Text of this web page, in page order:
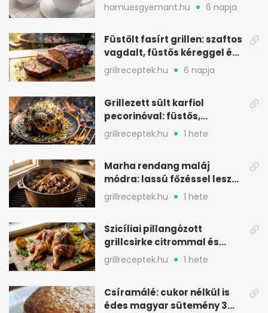
melegítő itala
hamuesgyemant.hu 6 napja
Füstölt fasírt grillen: szaftos
vagdalt, füstös kéreggel és
BBQ mázzal
grillreceptek.hu 6 napja
Grillezett sült karfiol
pecorinóval: füstös,
karamellizált nyári kedvenc
grillreceptek.hu 1 hete
Marha rendang maláj
módra: lassú főzéssel lesz
igazán szaftos
grillreceptek.hu 1 hete
Szicíliai pillangózott
grillcsirke citrommal és
oregánóval
grillreceptek.hu 1 hete
Csíramálé: cukor nélkül is
édes magyar sütemény 3